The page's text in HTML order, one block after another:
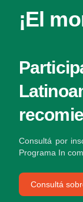
¡El
Consultá por
Programa In
Consultá